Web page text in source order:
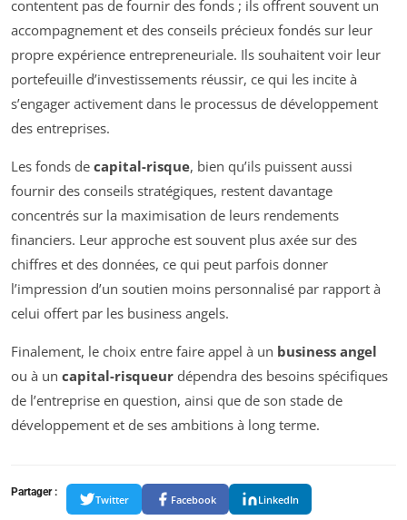
contentent pas de fournir des fonds ; ils offrent souvent un
accompagnement et des conseils précieux fondés sur leur
propre expérience entrepreneuriale. Ils souhaitent voir leur
portefeuille d’investissements réussir, ce qui les incite à
s’engager activement dans le processus de développement
des entreprises.
Les fonds de capital-risque, bien qu’ils puissent aussi
fournir des conseils stratégiques, restent davantage
concentrés sur la maximisation de leurs rendements
financiers. Leur approche est souvent plus axée sur des
chiffres et des données, ce qui peut parfois donner
l’impression d’un soutien moins personnalisé par rapport à
celui offert par les business angels.
Finalement, le choix entre faire appel à un business angel
ou à un capital-risqueur dépendra des besoins spécifiques
de l’entreprise en question, ainsi que de son stade de
développement et de ses ambitions à long terme.
Partager :
Twitter Facebook LinkedIn